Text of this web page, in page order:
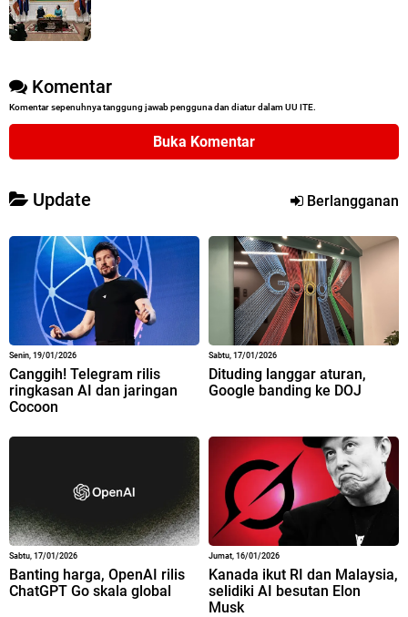
Komentar
Komentar sepenuhnya tanggung jawab pengguna dan diatur dalam UU ITE.
Buka Komentar
Update Berlangganan
Senin, 19/01/2026
Canggih! Telegram rilis
ringkasan AI dan jaringan
Cocoon
Sabtu, 17/01/2026
Dituding langgar aturan,
Google banding ke DOJ
Sabtu, 17/01/2026
Banting harga, OpenAI rilis
ChatGPT Go skala global
Jumat, 16/01/2026
Kanada ikut RI dan Malaysia,
selidiki AI besutan Elon
Musk